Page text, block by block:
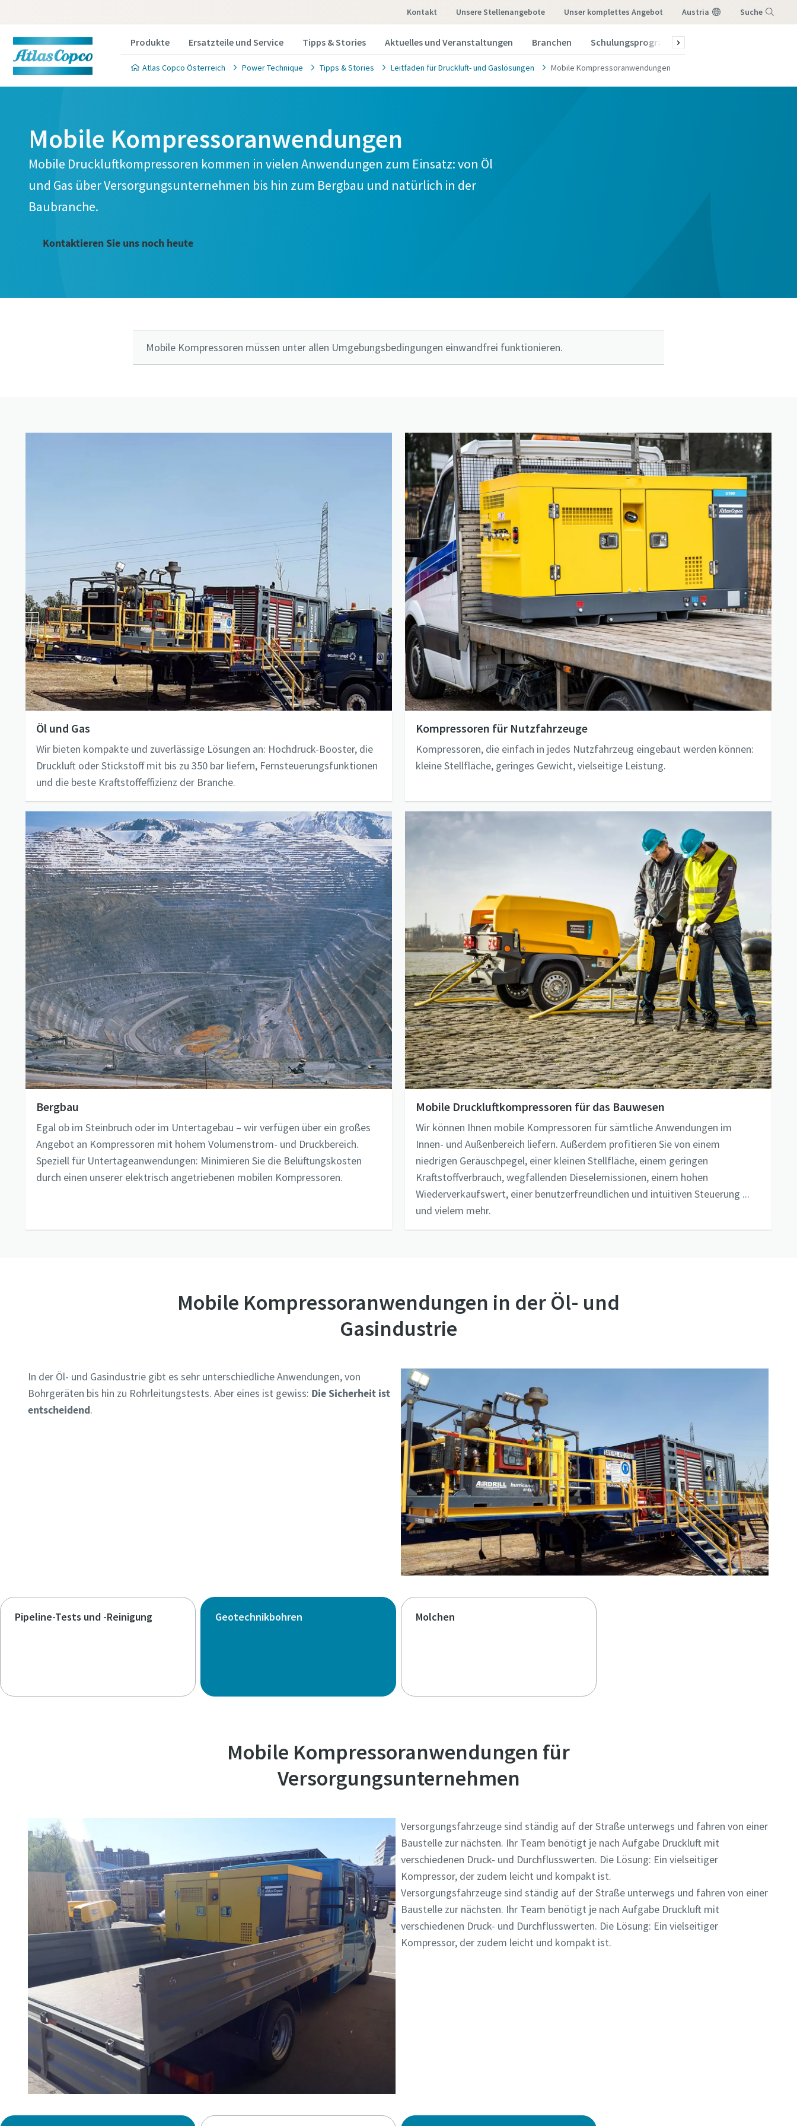
Kontakt Unsere Stellenangebote Unser komplettes Angebot Austria Suche
Produkte Ersatzteile und Service Tipps & Stories Aktuelles und Veranstaltungen Branchen Schulungsprogramm 2026
Atlas Copco Österreich Power Technique Tipps & Stories Leitfaden für Druckluft- und Gaslösungen Mobile Kompressoranwendungen
Mobile Kompressoranwendungen
Mobile Druckluftkompressoren kommen in vielen Anwendungen zum Einsatz: von Öl
und Gas über Versorgungsunternehmen bis hin zum Bergbau und natürlich in der
Baubranche.
Kontaktieren Sie uns noch heute
Mobile Kompressoren müssen unter allen Umgebungsbedingungen einwandfrei funktionieren.
Öl und Gas
Wir bieten kompakte und zuverlässige Lösungen an: Hochdruck-Booster, die
Druckluft oder Stickstoff mit bis zu 350 bar liefern, Fernsteuerungsfunktionen
und die beste Kraftstoffeffizienz der Branche.
Kompressoren für Nutzfahrzeuge
Kompressoren, die einfach in jedes Nutzfahrzeug eingebaut werden können:
kleine Stellfläche, geringes Gewicht, vielseitige Leistung.
Bergbau
Egal ob im Steinbruch oder im Untertagebau – wir verfügen über ein großes
Angebot an Kompressoren mit hohem Volumenstrom- und Druckbereich.
Speziell für Untertageanwendungen: Minimieren Sie die Belüftungskosten
durch einen unserer elektrisch angetriebenen mobilen Kompressoren.
Mobile Druckluftkompressoren für das Bauwesen
Wir können Ihnen mobile Kompressoren für sämtliche Anwendungen im
Innen- und Außenbereich liefern. Außerdem profitieren Sie von einem
niedrigen Geräuschpegel, einer kleinen Stellfläche, einem geringen
Kraftstoffverbrauch, wegfallenden Dieselemissionen, einem hohen
Wiederverkaufswert, einer benutzerfreundlichen und intuitiven Steuerung ...
und vielem mehr.
Mobile Kompressoranwendungen in der Öl- und
Gasindustrie
In der Öl- und Gasindustrie gibt es sehr unterschiedliche Anwendungen, von
Bohrgeräten bis hin zu Rohrleitungstests. Aber eines ist gewiss: Die Sicherheit ist
entscheidend.
Pipeline-Tests und -Reinigung Geotechnikbohren Molchen
Mobile Kompressoranwendungen für
Versorgungsunternehmen
Versorgungsfahrzeuge sind ständig auf der Straße unterwegs und fahren von einer
Baustelle zur nächsten. Ihr Team benötigt je nach Aufgabe Druckluft mit
verschiedenen Druck- und Durchflusswerten. Die Lösung: Ein vielseitiger
Kompressor, der zudem leicht und kompakt ist.
Versorgungsfahrzeuge sind ständig auf der Straße unterwegs und fahren von einer
Baustelle zur nächsten. Ihr Team benötigt je nach Aufgabe Druckluft mit
verschiedenen Druck- und Durchflusswerten. Die Lösung: Ein vielseitiger
Kompressor, der zudem leicht und kompakt ist.